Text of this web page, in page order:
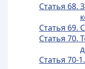
Статья 68.
Статья 69.
Статья 70.
Статья 70-